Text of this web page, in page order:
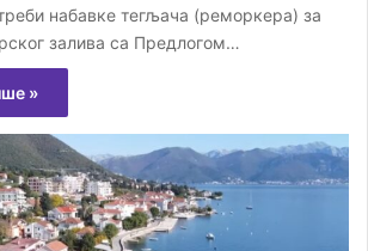
набавке тегљача (реморкера) за
залива са Предлогом…
»